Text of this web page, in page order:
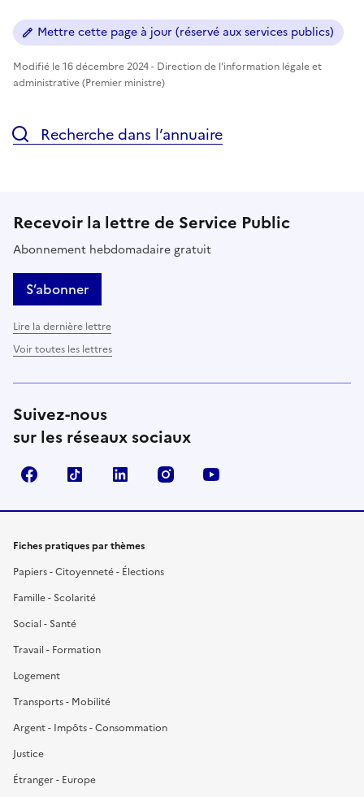
Mettre cette page à jour (réservé aux services publics)
Modifié le 16 décembre 2024 - Direction de l'information légale et
administrative (Premier ministre)
Recherche dans l’annuaire
Recevoir la lettre de Service Public
Abonnement hebdomadaire gratuit
S’abonner
Lire la dernière lettre
Voir toutes les lettres
Suivez-nous
sur les réseaux sociaux
FacebookTikTok LinkedIn Instagram
Fiches pratiques par thèmes
Papiers - Citoyenneté - Élections
Famille - Scolarité
Social - Santé
Travail - Formation
Logement
Transports - Mobilité
Argent - Impôts - Consommation
Justice
Étranger - Europe